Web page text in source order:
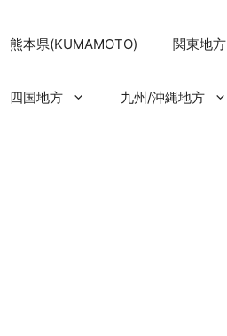
熊本県(KUMAMOTO) 関東地方
四国地方 九州/沖縄地方